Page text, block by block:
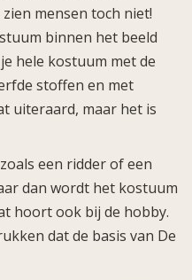
mensen toch niet!
binnen het beeld
hele kostuum met de
stoffen en met
uiteraard, maar het is
een ridder of een
dan wordt het kostuum
hoort ook bij de hobby.
dat de basis van De